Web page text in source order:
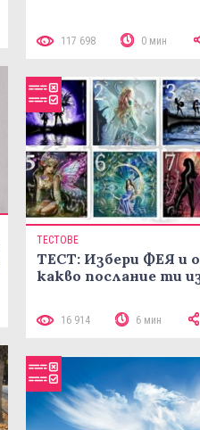
117 698 0 мин
ТЕСТОВЕ
ТЕСТ: Избери ФЕЯ и
какво послание ти
16 914 6 мин